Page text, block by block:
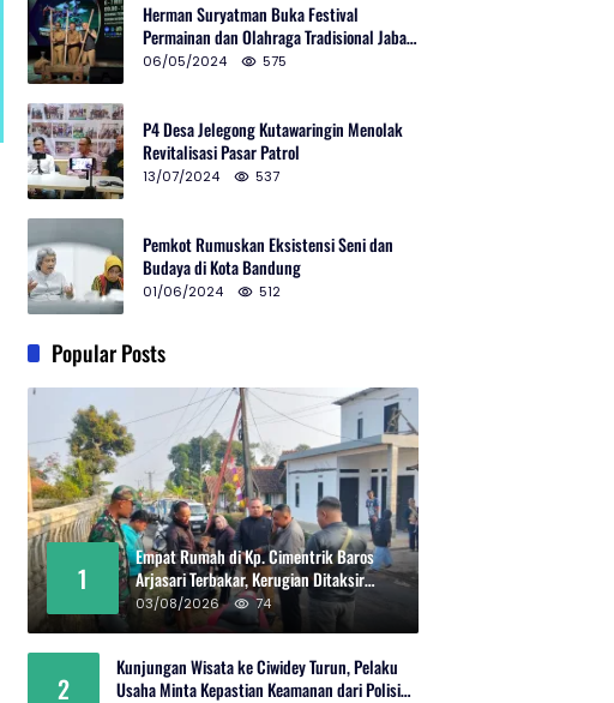
Herman Suryatman Buka Festival
Permainan dan Olahraga Tradisional Jabar
2024 di Gedung Teater Tertutup
06/05/2024 575
P4 Desa Jelegong Kutawaringin Menolak
Revitalisasi Pasar Patrol
13/07/2024 537
Pemkot Rumuskan Eksistensi Seni dan
Budaya di Kota Bandung
01/06/2024 512
Popular Posts
1
Empat Rumah di Kp. Cimentrik Baros
Arjasari Terbakar, Kerugian Ditaksir
Rp600 Juta
03/08/2026 74
2
Kunjungan Wisata ke Ciwidey Turun, Pelaku
Usaha Minta Kepastian Keamanan dari Polisi